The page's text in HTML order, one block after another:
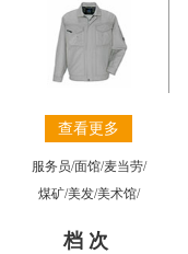
查看更多
服务员/面馆/麦当劳/
煤矿/美发/美术馆/
档次